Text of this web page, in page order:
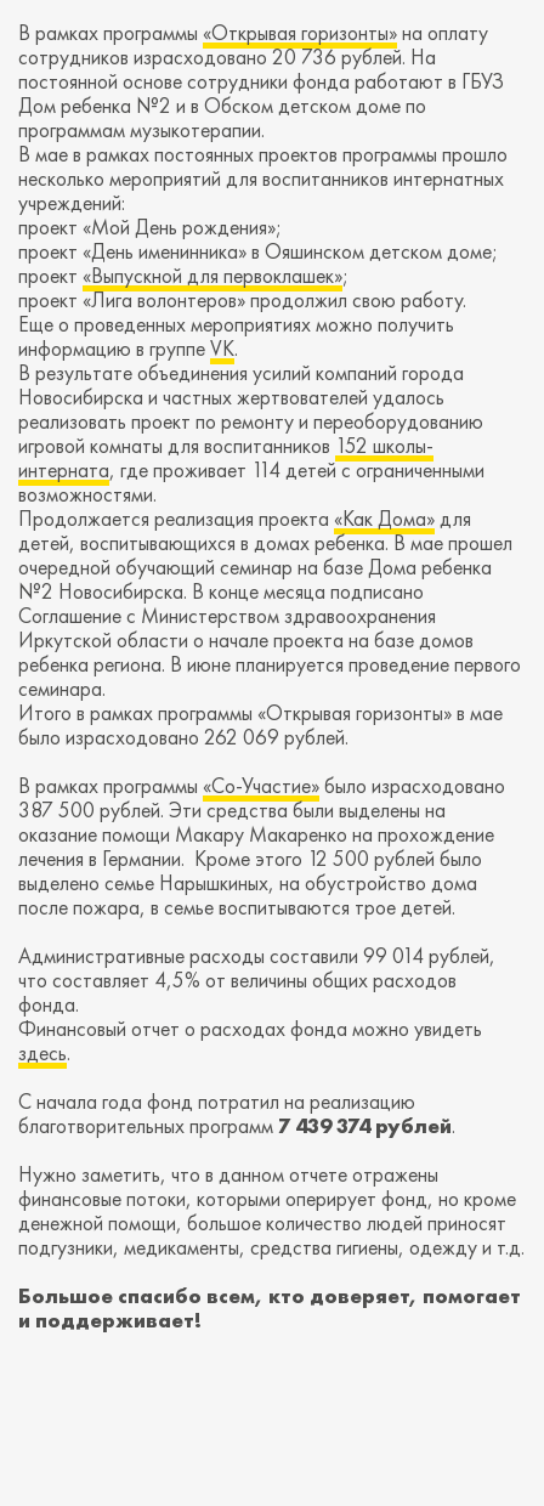
В рамках программы «Открывая горизонты»на оплату
сотрудников израсходовано 20 736 рублей. На
постоянной основе сотрудники фонда работают в ГБУЗ
Дом ребенка №2 и в Обском детском доме по
программам музыкотерапии.
В мае в рамках постоянных проектов программы прошло
несколько мероприятий для воспитанников интернатных
учреждений:
проект «Мой День рождения»;
проект «День именинника» в Ояшинском детском доме;
проект «Выпускной для первоклашек»;
проект «Лига волонтеров» продолжил свою работу.
Еще о проведенных мероприятиях можно получить
информацию в группеVK.
В результате объединения усилий компаний города
Новосибирска и частных жертвователей удалось
реализовать проект по ремонту и переоборудованию
игровой комнаты для воспитанников 152 школы-
интерната, где проживает 114 детей с ограниченными
возможностями.
Продолжается реализация проекта «Как Дома»для
детей, воспитывающихся в домах ребенка. В мае прошел
очередной обучающий семинар на базе Дома ребенка
№2 Новосибирска. В конце месяца подписано
Соглашение с Министерством здравоохранения
Иркутской области о начале проекта на базе домов
ребенка региона. В июне планируется проведение первого
семинара.
Итого в рамках программы «Открывая горизонты» в мае
было израсходовано 262 069 рублей.
В рамках программы «Со-Участие»было израсходовано
387 500 рублей. Эти средства были выделены на
оказание помощи Макару Макаренко на прохождение
лечения в Германии. Кроме этого 12 500 рублей было
выделено семье Нарышкиных, на обустройство дома
после пожара, в семье воспитываются трое детей.
Административные расходы составили 99 014 рублей,
что составляет 4,5% от величины общих расходов
фонда.
Финансовый отчет о расходах фонда можно увидеть
здесь.
С начала года фонд потратил на реализацию
благотворительных программ7 439 374 рублей.
Нужно заметить, что в данном отчете отражены
финансовые потоки, которыми оперирует фонд, но кроме
денежной помощи, большое количество людей приносят
подгузники, медикаменты, средства гигиены, одежду и т.д.
Большое спасибо всем, кто доверяет, помогает
и поддерживает!